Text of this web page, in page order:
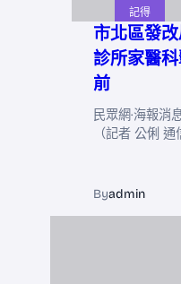
記得
市北區發
診所家醫
前
民眾網·海報消
（記者 公俐
Byadmin